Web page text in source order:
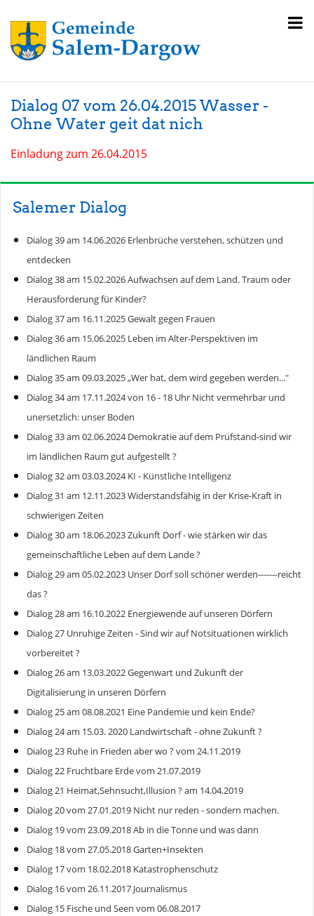
Dialog 07 vom 26.04.2015 Wasser -
Ohne Water geit dat nich
Einladung zum 26.04.2015
Salemer Dialog
Dialog 39 am 14.06.2026 Erlenbrüche verstehen, schützen und
entdecken
Dialog 38 am 15.02.2026 Aufwachsen auf dem Land. Traum oder
Herausforderung für Kinder?
Dialog 37 am 16.11.2025 Gewalt gegen Frauen
Dialog 36 am 15.06.2025 Leben im Alter-Perspektiven im
ländlichen Raum
Dialog 35 am 09.03.2025 „Wer hat, dem wird gegeben werden..."
Dialog 34 am 17.11.2024 von 16 - 18 Uhr Nicht vermehrbar und
unersetzlich: unser Boden
Dialog 33 am 02.06.2024 Demokratie auf dem Prüfstand-sind wir
im ländlichen Raum gut aufgestellt ?
Dialog 32 am 03.03.2024 KI - Künstliche Intelligenz
Dialog 31 am 12.11.2023 Widerstandsfähig in der Krise-Kraft in
schwierigen Zeiten
Dialog 30 am 18.06.2023 Zukunft Dorf - wie stärken wir das
gemeinschaftliche Leben auf dem Lande ?
Dialog 29 am 05.02.2023 Unser Dorf soll schöner werden-------reicht
das ?
Dialog 28 am 16.10.2022 Energiewende auf unseren Dörfern
Dialog 27 Unruhige Zeiten - Sind wir auf Notsituationen wirklich
vorbereitet ?
Dialog 26 am 13.03.2022 Gegenwart und Zukunft der
Digitalisierung in unseren Dörfern
Dialog 25 am 08.08.2021 Eine Pandemie und kein Ende?
Dialog 24 am 15.03. 2020 Landwirtschaft - ohne Zukunft ?
Dialog 23 Ruhe in Frieden aber wo ? vom 24.11.2019
Dialog 22 Fruchtbare Erde vom 21.07.2019
Dialog 21 Heimat,Sehnsucht,Illusion ? am 14.04.2019
Dialog 20 vom 27.01.2019 Nicht nur reden - sondern machen.
Dialog 19 vom 23.09.2018 Ab in die Tonne und was dann
Dialog 18 vom 27.05.2018 Garten+Insekten
Dialog 17 vom 18.02.2018 Katastrophenschutz
Dialog 16 vom 26.11.2017 Journalismus
Dialog 15 Fische und Seen vom 06.08.2017